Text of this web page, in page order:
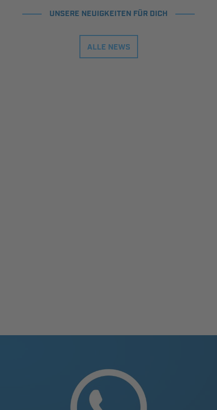
UNSERE NEUIGKEITEN FÜR DICH
ALLE NEWS